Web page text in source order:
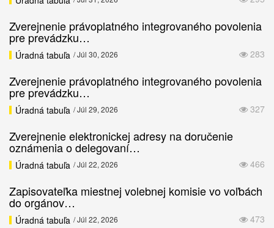
Zverejnenie právoplatného integrovaného povolenia
pre prevádzku…
283
Úradná tabuľa / Júl 30, 2026
Zverejnenie právoplatného integrovaného povolenia
pre prevádzku…
327
Úradná tabuľa / Júl 29, 2026
Zverejnenie elektronickej adresy na doručenie
oznámenia o delegovaní…
466
Úradná tabuľa / Júl 22, 2026
Zapisovateľka miestnej volebnej komisie vo voľbách
do orgánov…
473
Úradná tabuľa / Júl 22, 2026